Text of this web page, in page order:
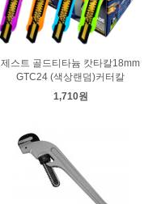
제스트 골드티타늄 캇타칼18mm
GTC24 (색상랜덤)커터칼
1,710원